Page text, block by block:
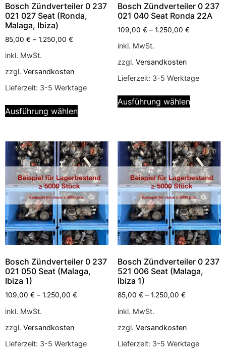
Bosch Zündverteiler 0 237
021 027 Seat (Ronda,
Malaga, Ibiza)
85,00 € – 1.250,00 €
inkl. MwSt.
zzgl. Versandkosten
Lieferzeit: 3-5 Werktage
Ausführung wählen
Bosch Zündverteiler 0 237
021 040 Seat Ronda 22A
109,00 € – 1.250,00 €
inkl. MwSt.
zzgl. Versandkosten
Lieferzeit: 3-5 Werktage
Ausführung wählen
Bosch Zündverteiler 0 237
021 050 Seat (Malaga,
Ibiza 1)
109,00 € – 1.250,00 €
inkl. MwSt.
zzgl. Versandkosten
Lieferzeit: 3-5 Werktage
Bosch Zündverteiler 0 237
521 006 Seat (Malaga,
Ibiza 1)
85,00 € – 1.250,00 €
inkl. MwSt.
zzgl. Versandkosten
Lieferzeit: 3-5 Werktage